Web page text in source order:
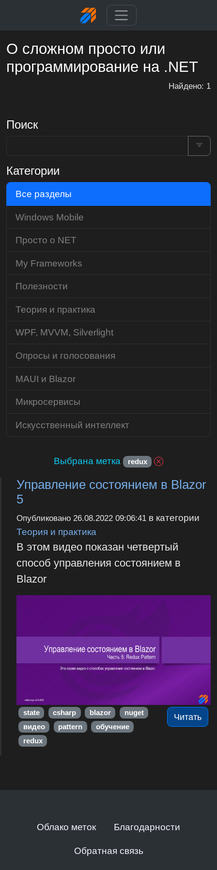
О сложном просто или
программирование на .NET
Найдено: 1
Выбрана метка redux
Управление состоянием в Blazor
5
Опубликовано 26.08.2022 09:06:41в категории
Теория и практика
В этом видео показан четвертый
способ управления состоянием в
Blazor
Читать
state csharp blazor
nuget
видео
pattern
обучение
redux
Поиск
Категории
Все разделы
Windows Mobile
Просто о NET
My Frameworks
Полезности
Теория и практика
WPF, MVVM, Silverlight
Опросы и голосования
MAUI и Blazor
Микросервисы
Искусственный интеллект
Облако меток Благодарности
Обратная связь